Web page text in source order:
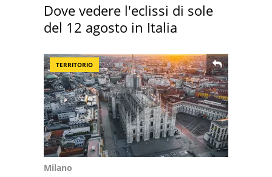
Dove vedere l'eclissi di sole
del 12 agosto in Italia
TERRITORIO
Milano